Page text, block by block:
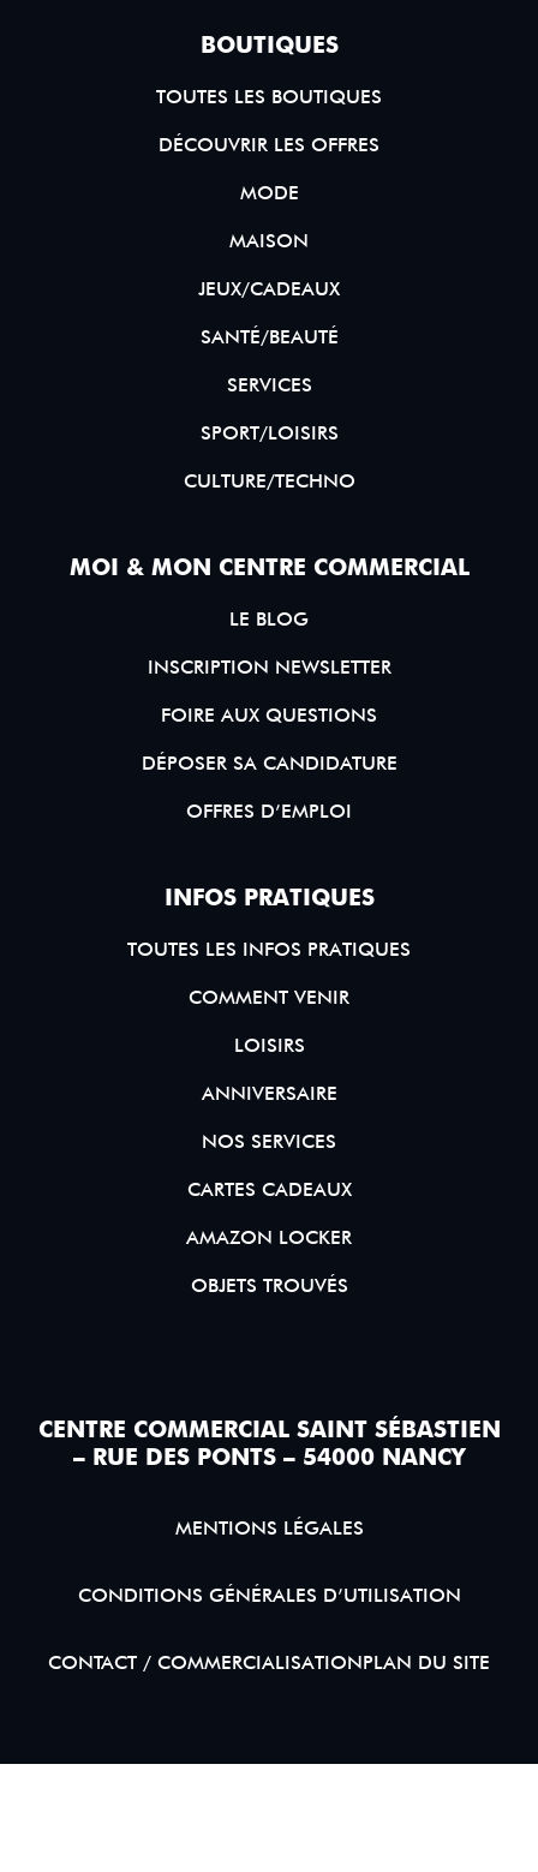
BOUTIQUES
TOUTES LES BOUTIQUES
DÉCOUVRIR LES OFFRES
MODE
MAISON
JEUX/CADEAUX
SANTÉ/BEAUTÉ
SERVICES
SPORT/LOISIRS
CULTURE/TECHNO
MOI & MON CENTRE COMMERCIAL
LE BLOG
INSCRIPTION NEWSLETTER
FOIRE AUX QUESTIONS
DÉPOSER SA CANDIDATURE
OFFRES D’EMPLOI
INFOS PRATIQUES
TOUTES LES INFOS PRATIQUES
COMMENT VENIR
LOISIRS
ANNIVERSAIRE
NOS SERVICES
CARTES CADEAUX
AMAZON LOCKER
OBJETS TROUVÉS
CENTRE COMMERCIAL SAINT SÉBASTIEN
– RUE DES PONTS – 54000 NANCY
MENTIONS LÉGALES
CONDITIONS GÉNÉRALES D’UTILISATION
CONTACT / COMMERCIALISATIONPLAN DU SITE